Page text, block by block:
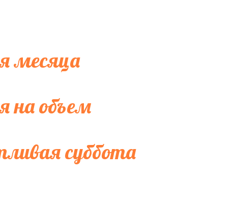
месяца
на объем
суббота